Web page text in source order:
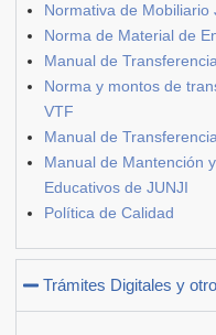
Normativa de Mobiliario
Norma de Material de
Manual de
Norma y montos de
VTF
Manual de
Manual de Mantención
Educativos de JUNJI
Política de Calidad
Trámites Digitales y